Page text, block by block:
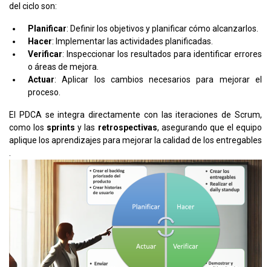
del ciclo son:
Planificar: Definir los objetivos y planificar cómo alcanzarlos.
Hacer: Implementar las actividades planificadas.
Verificar: Inspeccionar los resultados para identificar errores
o áreas de mejora.
Actuar: Aplicar los cambios necesarios para mejorar el
proceso.
El PDCA se integra directamente con las iteraciones de Scrum,
como los sprints y las retrospectivas, asegurando que el equipo
aplique los aprendizajes para mejorar la calidad de los entregables​